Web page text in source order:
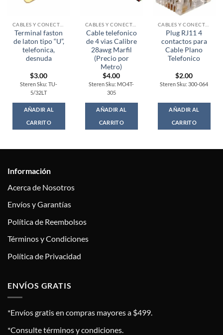
Terminal faston
de laton tipo “U”,
telefonica,
desnuda
$3.00
Steren Sku: TU-
5/32LT
AÑADIR AL
CARRITO
Cable telefonico
de 4 vias Calibre
28awg Marfil
(Precio por
Metro)
$4.00
Steren Sku: MO4T-
305
AÑADIR AL
CARRITO
Plug RJ11 4
contactos para
Cable Plano
Telefonico
$2.00
Steren Sku: 300-064
AÑADIR AL
CARRITO
Información
Acerca de Nosotros
Envíos y Garantías
Política de Reembolsos
Términos y Condiciones
Política de Privacidad
ENVÍOS GRATIS
*Envíos gratis en compras mayores a $499.
*Consulte términos y condiciones.